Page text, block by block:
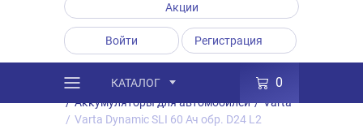
Акции
Войти Регистрация
КАТАЛОГ 0
Каталог / Товары
Аккумуляторы
/ Аккумуляторы для автомобилей / Varta
/ Varta Dynamic SLI 60 Ач обр. D24 L2